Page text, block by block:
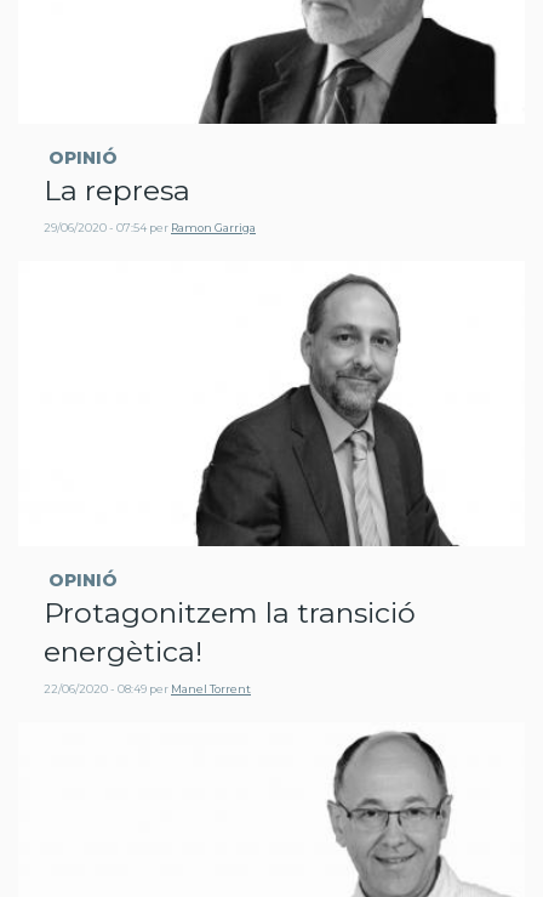
OPINIÓ
La represa
29/06/2020 - 07:54 per Ramon Garriga
OPINIÓ
Protagonitzem la transició
energètica!
22/06/2020 - 08:49 per Manel Torrent